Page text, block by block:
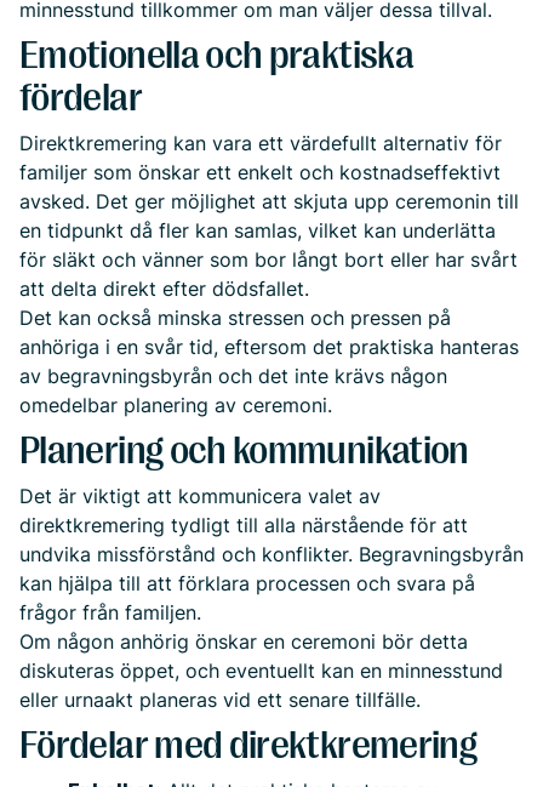
minnesstund tillkommer om man väljer dessa tillval.
Emotionella och praktiska
fördelar
Direktkremering kan vara ett värdefullt alternativ för
familjer som önskar ett enkelt och kostnadseffektivt
avsked. Det ger möjlighet att skjuta upp ceremonin till
en tidpunkt då fler kan samlas, vilket kan underlätta
för släkt och vänner som bor långt bort eller har svårt
att delta direkt efter dödsfallet.
Det kan också minska stressen och pressen på
anhöriga i en svår tid, eftersom det praktiska hanteras
av begravningsbyrån och det inte krävs någon
omedelbar planering av ceremoni.
Planering och kommunikation
Det är viktigt att kommunicera valet av
direktkremering tydligt till alla närstående för att
undvika missförstånd och konflikter. Begravningsbyrån
kan hjälpa till att förklara processen och svara på
frågor från familjen.
Om någon anhörig önskar en ceremoni bör detta
diskuteras öppet, och eventuellt kan en minnesstund
eller urnaakt planeras vid ett senare tillfälle.
Fördelar med direktkremering